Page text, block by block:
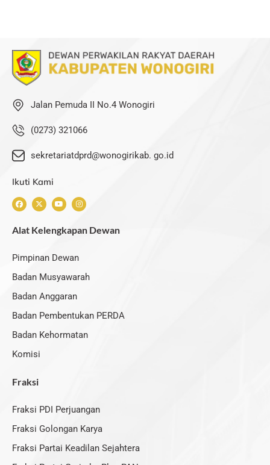
Jalan Pemuda II No.4 Wonogiri
(0273) 321066
sekretariatdprd@wonogirikab. go.id
Ikuti Kami
F
a
e
b
k
X
-
w
i
e
r
Y
o
u
I
n
a
a
m
Alat Kelengkapan Dewan
Pimpinan Dewan
Badan Musyawarah
Badan Anggaran
Badan Pembentukan PERDA
Badan Kehormatan
Komisi
Fraksi
Fraksi PDI Perjuangan
Fraksi Golongan Karya
Fraksi Partai Keadilan Sejahtera